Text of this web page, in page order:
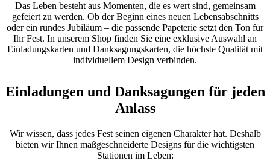
Das Leben besteht aus Momenten, die es wert sind, gemeinsam
gefeiert zu werden. Ob der Beginn eines neuen Lebensabschnitts
oder ein rundes Jubiläum – die passende Papeterie setzt den Ton für
Ihr Fest. In unserem Shop finden Sie eine exklusive Auswahl an
Einladungskarten und Danksagungskarten, die höchste Qualität mit
individuellem Design verbinden.
Einladungen und Danksagungen für jeden
Anlass
Wir wissen, dass jedes Fest seinen eigenen Charakter hat. Deshalb
bieten wir Ihnen maßgeschneiderte Designs für die wichtigsten
Stationen im Leben: